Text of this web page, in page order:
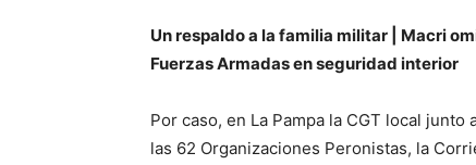
Un respaldo a la familia militar | Macri
Fuerzas Armadas en seguridad interior
Por caso, en La Pampa la CGT local
las 62 Organizaciones Peronistas, la